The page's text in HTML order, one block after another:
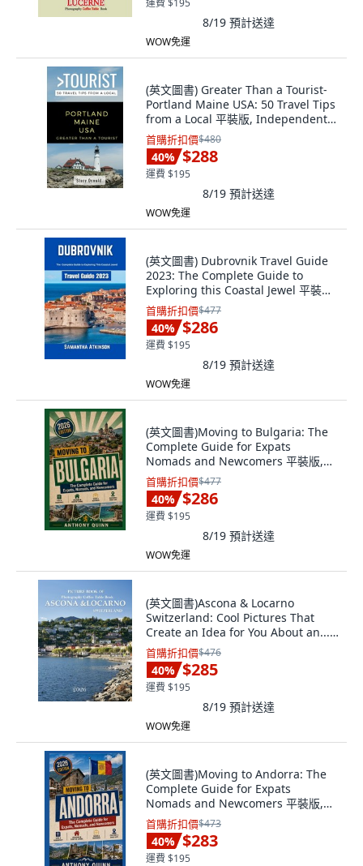
運費 $195
8/19 預計送達
WOW免運
(英文圖書) Greater Than a Tourist-
Portland Maine USA: 50 Travel Tips
from a Local 平裝版, Independently
Published, 英文
首購折扣價$480
40% $288
運費 $195
8/19 預計送達
WOW免運
(英文圖書) Dubrovnik Travel Guide
2023: The Complete Guide to
Exploring this Coastal Jewel 平裝版,
Independently Published, 英文
首購折扣價$477
40% $286
運費 $195
8/19 預計送達
WOW免運
(英文圖書)Moving to Bulgaria: The
Complete Guide for Expats
Nomads and Newcomers 平裝版,
Independently Published, 英文
首購折扣價$477
40% $286
運費 $195
8/19 預計送達
WOW免運
(英文圖書)Ascona & Locarno
Switzerland: Cool Pictures That
Create an Idea for You About an...
平裝版, Independently Published,
英文
首購折扣價$476
40% $285
運費 $195
8/19 預計送達
WOW免運
(英文圖書)Moving to Andorra: The
Complete Guide for Expats
Nomads and Newcomers 平裝版,
Independently Published, 英文
首購折扣價$473
40% $283
運費 $195